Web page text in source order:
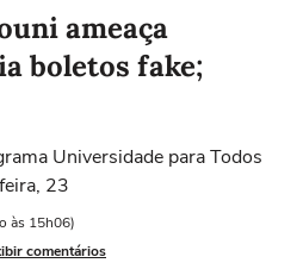
ameaça
boletos fake;
Universidade para Todos
23
às 15h06)
comentários